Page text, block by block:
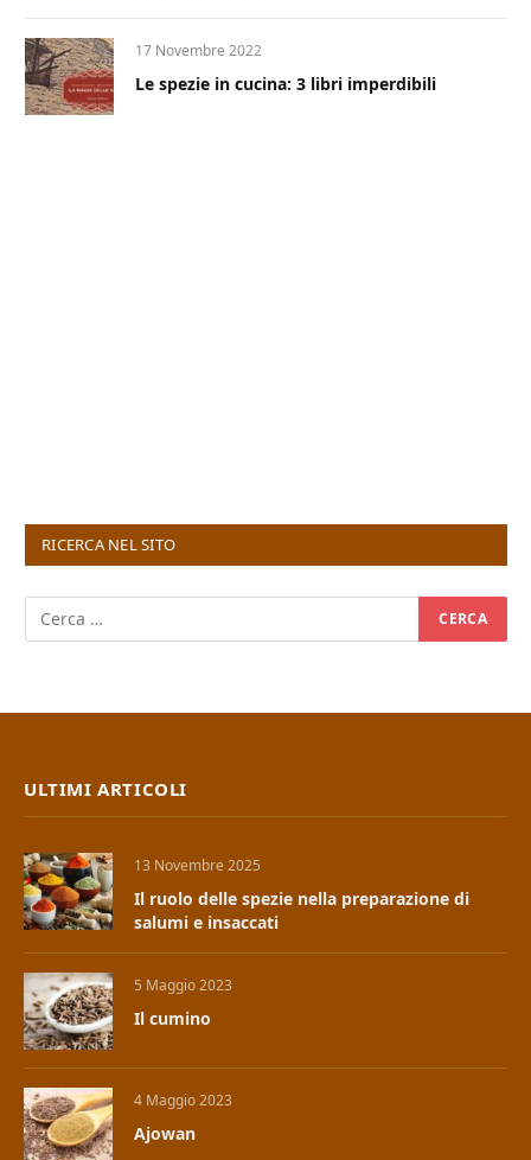
17 Novembre 2022
Le spezie in cucina: 3 libri imperdibili
RICERCA NEL SITO
ULTIMI ARTICOLI
13 Novembre 2025
Il ruolo delle spezie nella preparazione di
salumi e insaccati
5 Maggio 2023
Il cumino
4 Maggio 2023
Ajowan